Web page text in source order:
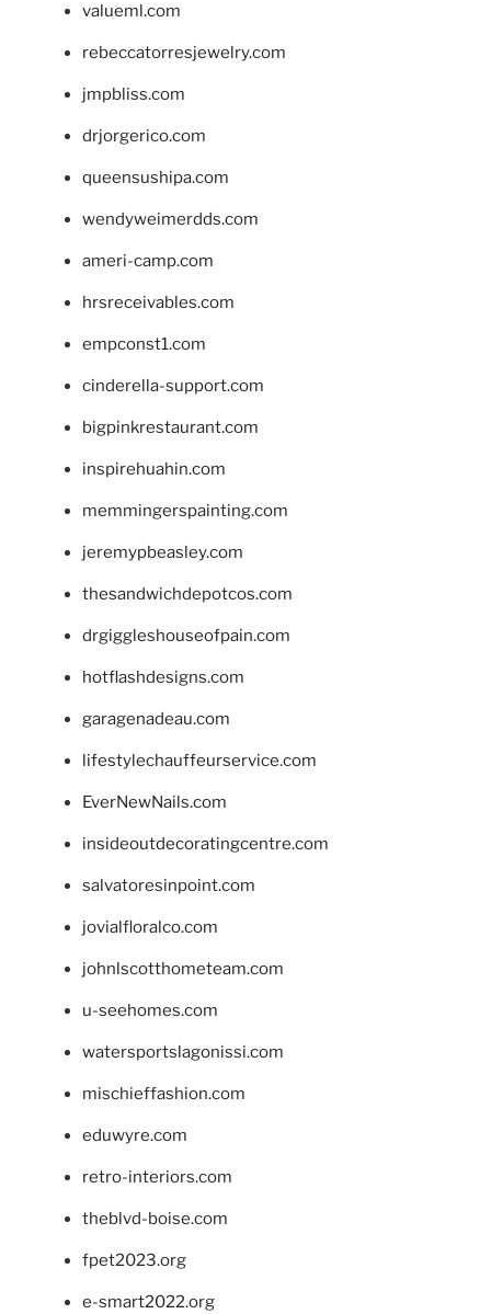
valueml.com
rebeccatorresjewelry.com
jmpbliss.com
drjorgerico.com
queensushipa.com
wendyweimerdds.com
ameri-camp.com
hrsreceivables.com
empconst1.com
cinderella-support.com
bigpinkrestaurant.com
inspirehuahin.com
memmingerspainting.com
jeremypbeasley.com
thesandwichdepotcos.com
drgiggleshouseofpain.com
hotflashdesigns.com
garagenadeau.com
lifestylechauffeurservice.com
EverNewNails.com
insideoutdecoratingcentre.com
salvatoresinpoint.com
jovialfloralco.com
johnlscotthometeam.com
u-seehomes.com
watersportslagonissi.com
mischieffashion.com
eduwyre.com
retro-interiors.com
theblvd-boise.com
fpet2023.org
e-smart2022.org